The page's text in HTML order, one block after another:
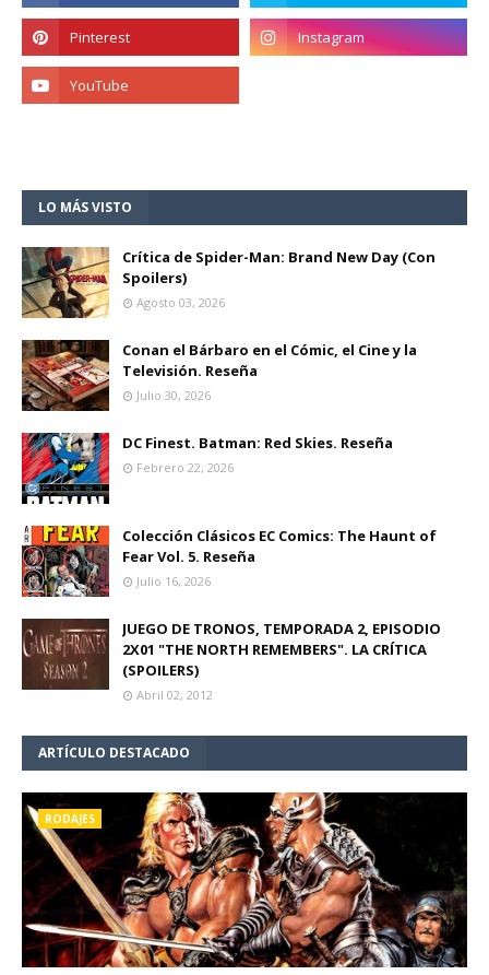
LO MÁS VISTO
Crítica de Spider-Man: Brand New Day (Con
Spoilers)
Agosto 03, 2026
Conan el Bárbaro en el Cómic, el Cine y la
Televisión. Reseña
Julio 30, 2026
DC Finest. Batman: Red Skies. Reseña
Febrero 22, 2026
Colección Clásicos EC Comics: The Haunt of
Fear Vol. 5. Reseña
Julio 16, 2026
JUEGO DE TRONOS, TEMPORADA 2, EPISODIO
2X01 "THE NORTH REMEMBERS". LA CRÍTICA
(SPOILERS)
Abril 02, 2012
ARTÍCULO DESTACADO
RODAJES